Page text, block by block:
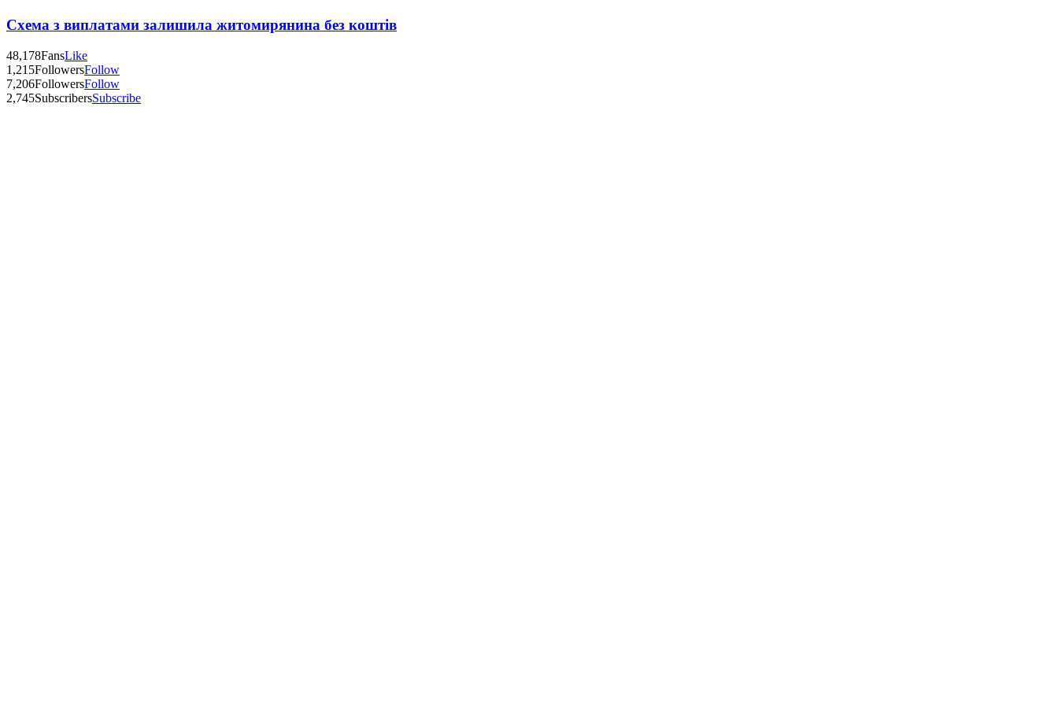
Схема з виплатами залишила житомирянина без коштів
48,178FansLike
1,215FollowersFollow
7,206FollowersFollow
2,745SubscribersSubscribe